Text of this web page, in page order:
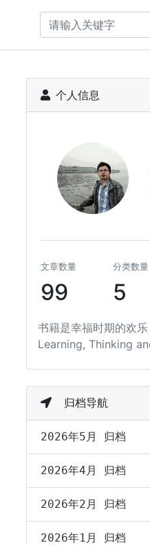
个人信息
文章数量
99
分类数量
5
书籍是幸福时期的欢乐
Learning, Thinking
归档导航
2026年5月 归档
2026年4月 归档
2026年2月 归档
2026年1月 归档